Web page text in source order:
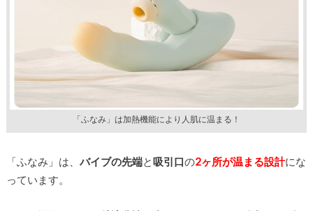
「ふなみ」は加熱機能により人肌に温まる！
「ふなみ」は、 バイブの先端と吸引口の2ヶ所が温まる設計にな
っています。